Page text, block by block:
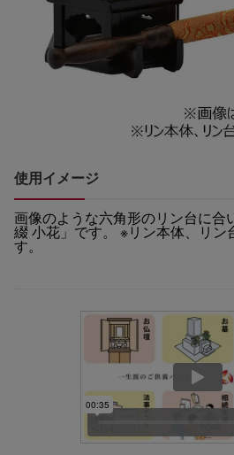
使用イメージ
画像のような六角形のリン台に合
綴 小花」です。 ※リン本体、リン
す。